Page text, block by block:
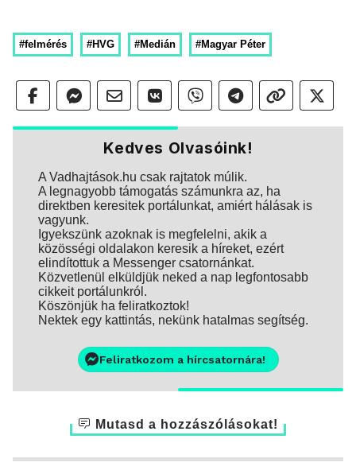
#felmérés #HVG #Medián #Magyar Péter
Kedves Olvasóink!
A Vadhajtások.hu csak rajtatok múlik.
A legnagyobb támogatás számunkra az, ha
direktben keresitek portálunkat, amiért hálásak is
vagyunk.
Igyekszünk azoknak is megfelelni, akik a
közösségi oldalakon keresik a híreket, ezért
elindítottuk a Messenger csatornánkat.
Közvetlenül elküldjük neked a nap legfontosabb
cikkeit portálunkról.
Köszönjük ha feliratkoztok!
Nektek egy kattintás, nekünk hatalmas segítség.
Feliratkozom a hírcsatornára!
Mutasd a hozzászólásokat!